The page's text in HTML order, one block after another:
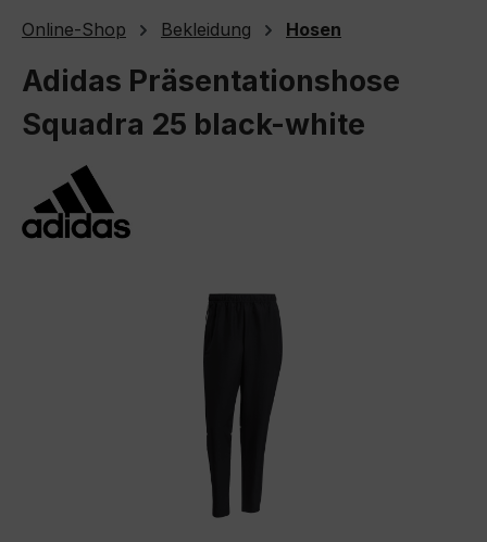
Online-Shop Bekleidung Hosen
Adidas Präsentationshose
Squadra 25 black-white
Bildergalerie überspringen